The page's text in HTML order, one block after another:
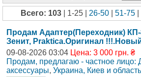
Всего: 103 | 1-25 | 26-50 51-75
Продам Адаптер(Переходник) КП-
Зенит, Praktica.Оригинал
09-08-2026 03:04 Цена: 3 000 грн. ₴
Продам, предлагаю - частное лицо:
аксессуары, Украина, Киев и область